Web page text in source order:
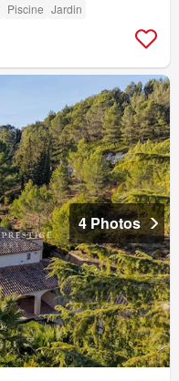
Piscine Jardin
4 Photos